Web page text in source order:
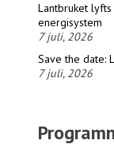
Lantbruket
energisystem
7 juli, 2026
Save the date:
7 juli, 2026